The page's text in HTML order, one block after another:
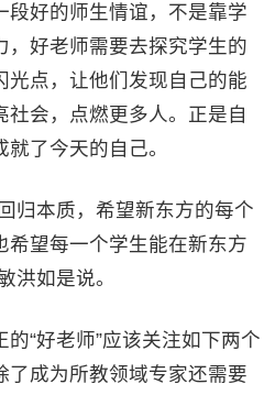
段好的师生情谊，不是靠学
，好老师需要去探究学生的
光点，让他们发现自己的能
社会，点燃更多人。正是自
了今天的自己。
本质，希望新东方的每个
希望每一个学生能在新东方
洪如是说。
“好老师”应该关注如下两个
了成为所教领域专家还需要